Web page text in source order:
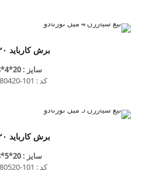
برش کارباید ۲۰*۴
سایز : 20*4*8
کد : T080420-101
برش کارباید ۲۰*۵
سایز : 20*5*8
کد : T080520-101